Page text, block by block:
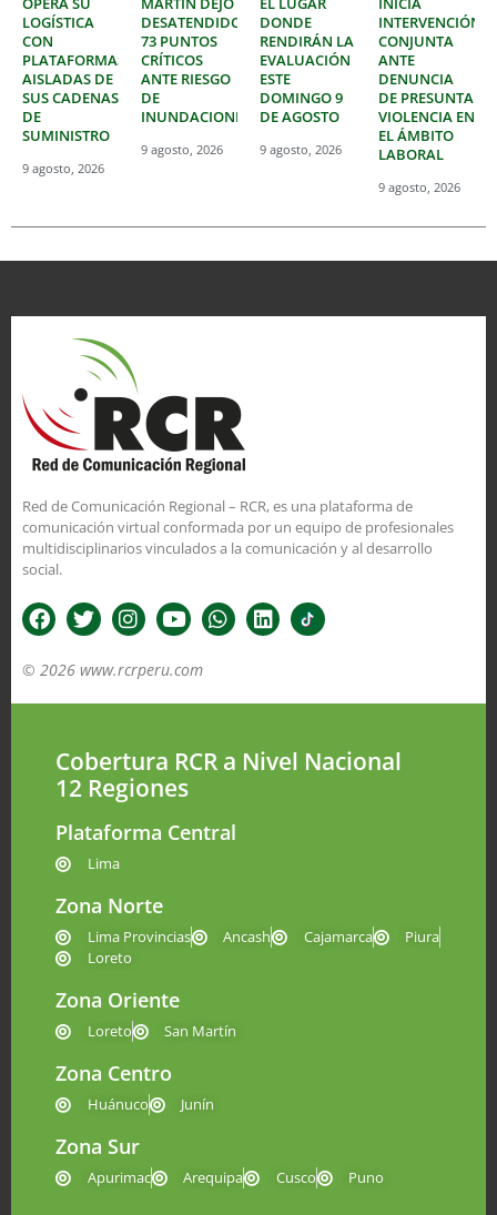
LOGÍSTICA
CON
PLATAFORMAS
AISLADAS DE
SUS CADENAS
DE
SUMINISTRO
9 agosto, 2026
DESATENDIDOS
73 PUNTOS
CRÍTICOS
ANTE RIESGO
DE
INUNDACIONES
9 agosto, 2026
DONDE
RENDIRÁN LA
EVALUACIÓN
ESTE
DOMINGO 9
DE AGOSTO
9 agosto, 2026
INTERVENCIÓN
CONJUNTA
ANTE
DENUNCIA
DE PRESUNTA
VIOLENCIA EN
EL ÁMBITO
LABORAL
9 agosto, 2026
Red de Comunicación Regional – RCR, es una plataforma de
comunicación virtual conformada por un equipo de profesionales
multidisciplinarios vinculados a la comunicación y al desarrollo
social.
© 2026 www.rcrperu.com
Cobertura RCR a Nivel Nacional
12 Regiones
Plataforma Central
Lima
Zona Norte
Lima Provincias Ancash Cajamarca
Piura
Loreto
Zona Oriente
Loreto San Martín
Zona Centro
Huánuco Junín
Zona Sur
Apurimac Arequipa Cusco Puno